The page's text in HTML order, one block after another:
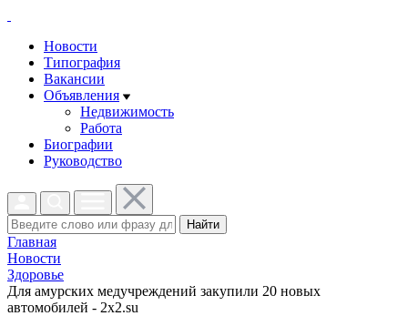
Новости
Типография
Вакансии
Объявления
Недвижимость
Работа
Биографии
Руководство
Найти
Главная
Новости
Здоровье
Для амурских медучреждений закупили 20 новых
автомобилей - 2x2.su